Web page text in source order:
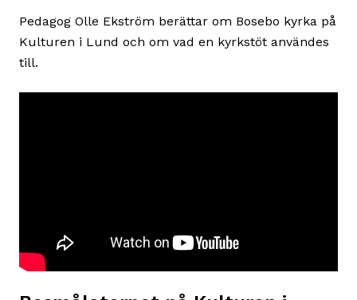
Pedagog Olle Ekström berättar om Bosebo kyrka på
Kulturen i Lund och om vad en kyrkstöt användes
till.